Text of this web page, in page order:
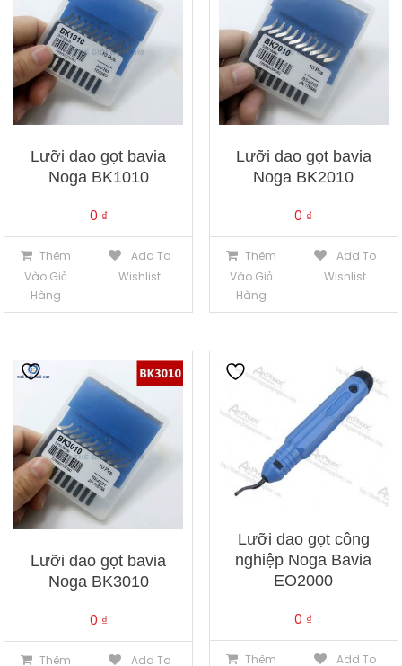
Lưỡi dao gọt bavia
Noga BK1010
0 ₫
Thêm
Vào Giỏ
Hàng
Add To
Wishlist
Lưỡi dao gọt bavia
Noga BK2010
0 ₫
Thêm
Vào Giỏ
Hàng
Add To
Wishlist
Lưỡi dao gọt bavia
Noga BK3010
0 ₫
Thêm
Add To
Lưỡi dao gọt công
nghiệp Noga Bavia
EO2000
0 ₫
Thêm
Add To